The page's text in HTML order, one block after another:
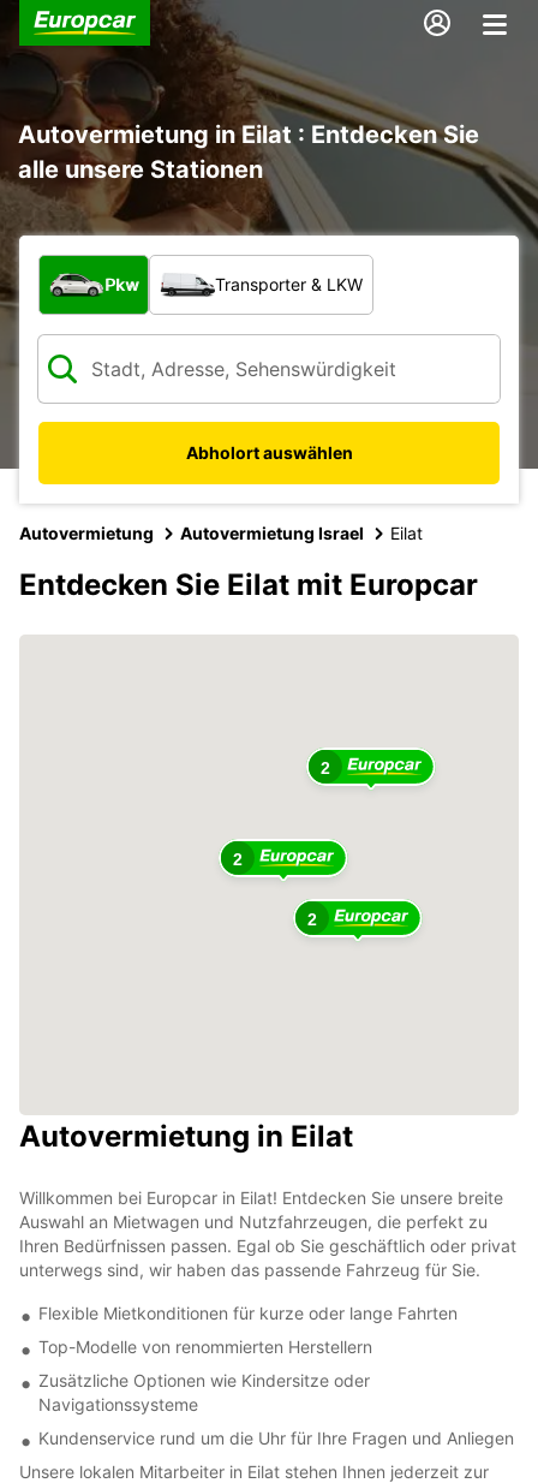
Autovermietung in Eilat : Entdecken Sie
alle unsere Stationen
Welche Art von Fahrzeug?
Pkw Transporter & LKW
Abholort auswählen
Autovermietung Autovermietung Israel Eilat
Entdecken Sie Eilat mit Europcar
2
2
2
Autovermietung in Eilat
Willkommen bei Europcar in Eilat! Entdecken Sie unsere breite
Auswahl an Mietwagen und Nutzfahrzeugen, die perfekt zu
Ihren Bedürfnissen passen. Egal ob Sie geschäftlich oder privat
unterwegs sind, wir haben das passende Fahrzeug für Sie.
Flexible Mietkonditionen für kurze oder lange Fahrten
Top-Modelle von renommierten Herstellern
Zusätzliche Optionen wie Kindersitze oder
Navigationssysteme
Kundenservice rund um die Uhr für Ihre Fragen und Anliegen
Unsere lokalen Mitarbeiter in Eilat stehen Ihnen jederzeit zur